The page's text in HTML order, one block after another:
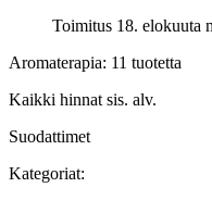
Toimitus 18. elokuuta
Aromaterapia: 11 tuotetta
Kaikki hinnat sis. alv.
Suodattimet
Kategoriat: